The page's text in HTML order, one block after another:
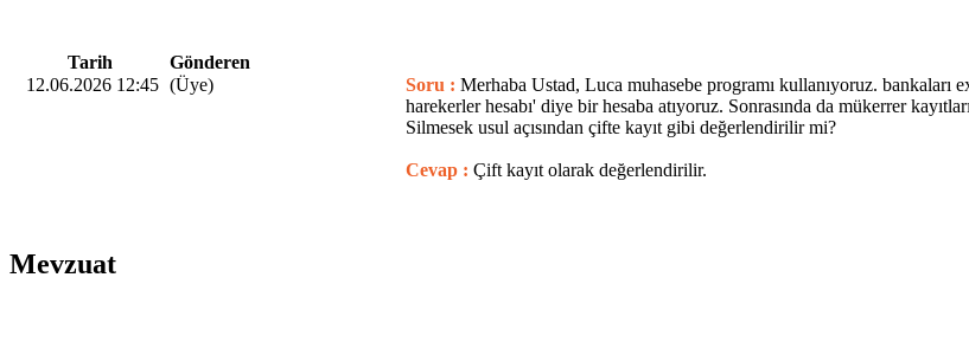
Tarih
Gönderen
12.06.2026 12:45 (Üye) Soru : Merhaba Ustad, Luca muhasebe programı kullanıyoruz. bankaları
harekerler hesabı' diye bir hesaba atıyoruz. Sonrasında da mükerrer
Silmesek usul açısından çifte kayıt gibi değerlendirilir mi?
Cevap : Çift kayıt olarak değerlendirilir.
Mevzuat